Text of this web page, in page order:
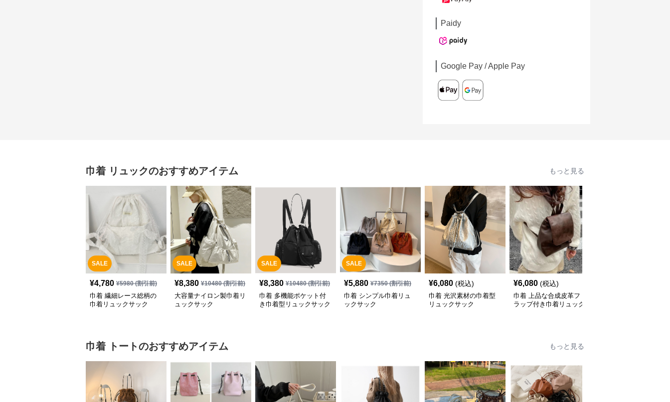
Paidy
Google Pay / Apple Pay
巾着 リュックのおすすめアイテム もっと見る
SALE
¥4,780 ¥5980(割引前)
巾着 繊細レース総柄の
巾着リュックサック
SALE
¥8,380 ¥10480(割引前)
大容量ナイロン製巾着リ
ュックサック
SALE
¥8,380 ¥10480(割引前)
巾着 多機能ポケット付
き巾着型リュックサック
SALE
¥5,880 ¥7350(割引前)
巾着 シンプル巾着リュ
ックサック
¥6,080 (税込)
巾着 光沢素材の巾着型
リュックサック
¥6,080 (税込)
巾着 上品な合成皮革フ
ラップ付き巾着リュック
巾着 トートのおすすめアイテム もっと見る